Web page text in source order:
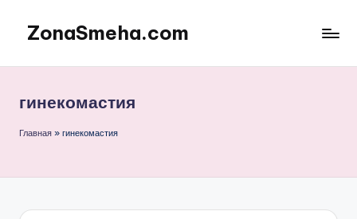
Перейти
содержимому
ZonaSmeha.com
питание
гинекомастия
Главная » гинекомастия